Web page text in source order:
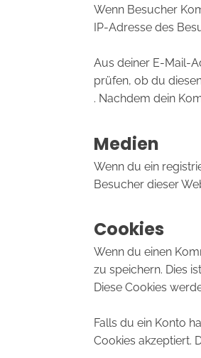
Wenn Besucher
IP-Adresse des
Aus deiner E-Mail-
prüfen, ob du
. Nachdem dein
Medien
Wenn du ein
Besucher dieser
Cookies
Wenn du einen
zu speichern. Dies
Diese Cookies
Falls du ein Konto
Cookies akzeptiert.